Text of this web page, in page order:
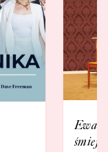
Ewa
śmieje